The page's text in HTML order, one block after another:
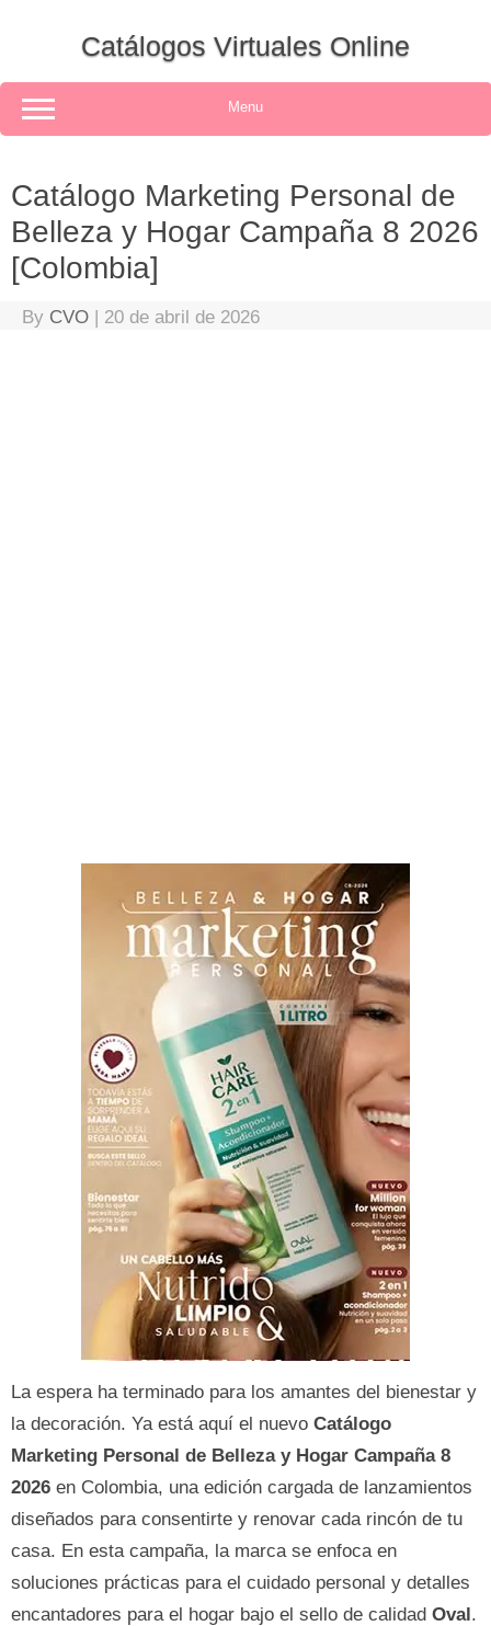
Catálogos Virtuales Online
Menu
Catálogo Marketing Personal de
Belleza y Hogar Campaña 8 2026
[Colombia]
By CVO | 20 de abril de 2026
La espera ha terminado para los amantes del bienestar y
la decoración. Ya está aquí el nuevo Catálogo
Marketing Personal de Belleza y Hogar Campaña 8
2026 en Colombia, una edición cargada de lanzamientos
diseñados para consentirte y renovar cada rincón de tu
casa. En esta campaña, la marca se enfoca en
soluciones prácticas para el cuidado personal y detalles
encantadores para el hogar bajo el sello de calidad Oval.